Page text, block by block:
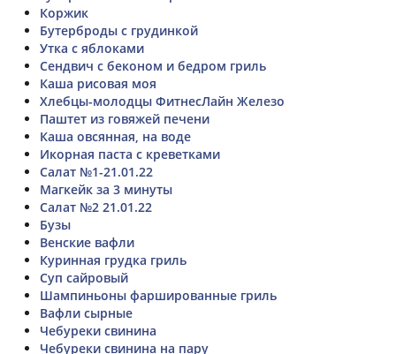
Коржик
Бутерброды с грудинкой
Утка с яблоками
Сендвич с беконом и бедром гриль
Каша рисовая моя
Хлебцы-молодцы ФитнесЛайн Железо
Паштет из говяжей печени
Каша овсянная, на воде
Икорная паста с креветками
Салат №1-21.01.22
Магкейк за 3 минуты
Салат №2 21.01.22
Бузы
Венские вафли
Куринная грудка гриль
Суп сайровый
Шампиньоны фаршированные гриль
Вафли сырные
Чебуреки свинина
Чебуреки свинина на пару